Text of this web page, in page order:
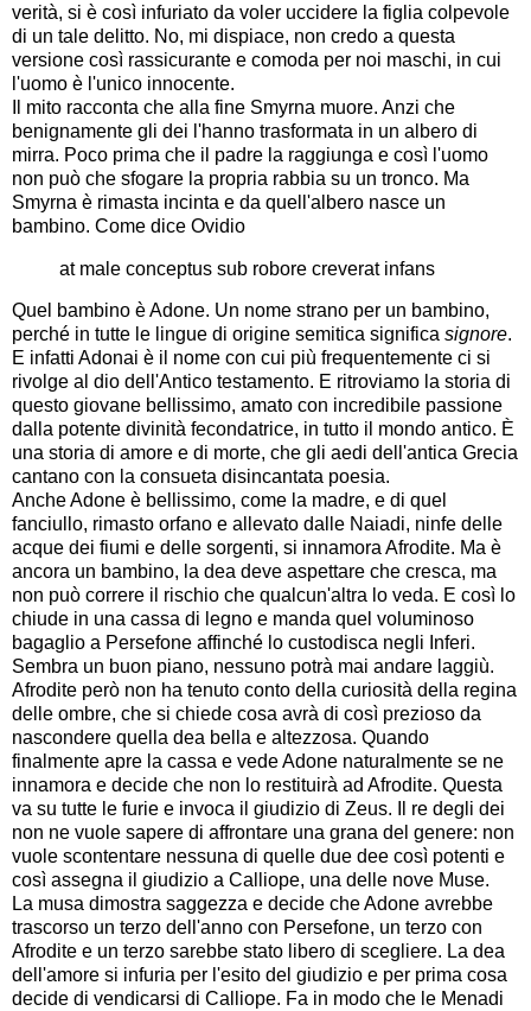
verità, si è così infuriato da voler uccidere la figlia colpevole
di un tale delitto. No, mi dispiace, non credo a questa
versione così rassicurante e comoda per noi maschi, in cui
l'uomo è l'unico innocente.
Il mito racconta che alla fine Smyrna muore. Anzi che
benignamente gli dei l'hanno trasformata in un albero di
mirra. Poco prima che il padre la raggiunga e così l'uomo
non può che sfogare la propria rabbia su un tronco. Ma
Smyrna è rimasta incinta e da quell'albero nasce un
bambino. Come dice Ovidio
at male conceptus sub robore creverat infans
Quel bambino è Adone. Un nome strano per un bambino,
perché in tutte le lingue di origine semitica significa signore.
E infatti Adonai è il nome con cui più frequentemente ci si
rivolge al dio dell'Antico testamento. E ritroviamo la storia di
questo giovane bellissimo, amato con incredibile passione
dalla potente divinità fecondatrice, in tutto il mondo antico. È
una storia di amore e di morte, che gli aedi dell'antica Grecia
cantano con la consueta disincantata poesia.
Anche Adone è bellissimo, come la madre, e di quel
fanciullo, rimasto orfano e allevato dalle Naiadi, ninfe delle
acque dei fiumi e delle sorgenti, si innamora Afrodite. Ma è
ancora un bambino, la dea deve aspettare che cresca, ma
non può correre il rischio che qualcun'altra lo veda. E così lo
chiude in una cassa di legno e manda quel voluminoso
bagaglio a Persefone affinché lo custodisca negli Inferi.
Sembra un buon piano, nessuno potrà mai andare laggiù.
Afrodite però non ha tenuto conto della curiosità della regina
delle ombre, che si chiede cosa avrà di così prezioso da
nascondere quella dea bella e altezzosa. Quando
finalmente apre la cassa e vede Adone naturalmente se ne
innamora e decide che non lo restituirà ad Afrodite. Questa
va su tutte le furie e invoca il giudizio di Zeus. Il re degli dei
non ne vuole sapere di affrontare una grana del genere: non
vuole scontentare nessuna di quelle due dee così potenti e
così assegna il giudizio a Calliope, una delle nove Muse.
La musa dimostra saggezza e decide che Adone avrebbe
trascorso un terzo dell'anno con Persefone, un terzo con
Afrodite e un terzo sarebbe stato libero di scegliere. La dea
dell'amore si infuria per l'esito del giudizio e per prima cosa
decide di vendicarsi di Calliope. Fa in modo che le Menadi